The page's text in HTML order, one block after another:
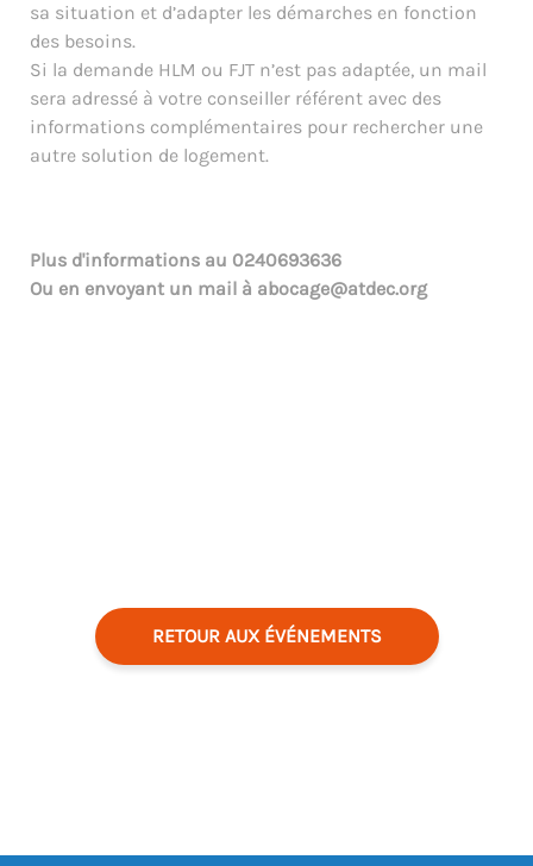
sa situation et d’adapter les démarches en fonction
des besoins.
Si la demande HLM ou FJT n’est pas adaptée, un mail
sera adressé à votre conseiller référent avec des
informations complémentaires pour rechercher une
autre solution de logement.
Plus d'informations au 0240693636
Ou en envoyant un mail à abocage@atdec.org
RETOUR AUX ÉVÉNEMENTS